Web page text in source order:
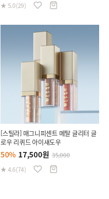
★ 5.0(29)
[스틸라] 매그니피센트 메탈 글리터 글
로우 리퀴드 아이섀도우
50% 17,500원 35,000
★ 4.6(74)